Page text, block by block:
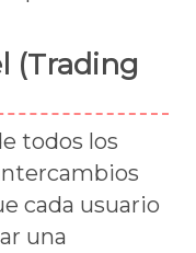
(Trading
todos los
cada usuario
una